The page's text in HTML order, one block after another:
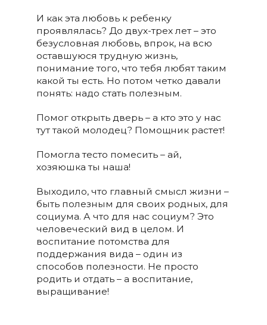
И как эта любовь к ребенку
проявлялась? До двух-трех лет – это
безусловная любовь, впрок, на всю
оставшуюся трудную жизнь,
понимание того, что тебя любят таким
какой ты есть. Но потом четко давали
понять: надо стать полезным.
Помог открыть дверь – а кто это у нас
тут такой молодец? Помощник растет!
Помогла тесто помесить – ай,
хозяюшка ты наша!
Выходило, что главный смысл жизни –
быть полезным для своих родных, для
социума. А что для нас социум? Это
человеческий вид в целом. И
воспитание потомства для
поддержания вида – один из
способов полезности. Не просто
родить и отдать – а воспитание,
выращивание!